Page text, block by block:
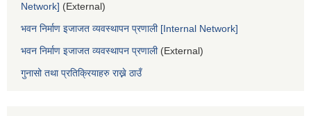
Network] (External)
भवन निर्माण इजाजत व्यवस्थापन प्रणाली [Internal Network]
भवन निर्माण इजाजत व्यवस्थापन प्रणाली(External)
गुनासो तथा प्रतिक्रियाहरु राख्ने ठाउँ